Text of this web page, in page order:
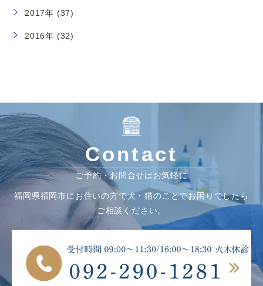
2017年 (37)
2016年 (32)
Contact
ご予約・お問合せはお気軽に
福岡県福岡市にお住いの方で犬・猫のことでお困りでしたら
ご相談ください。